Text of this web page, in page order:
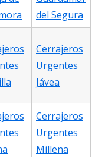
del Segura
Cerrajeros
Urgentes
Jávea
Cerrajeros
Urgentes
Millena